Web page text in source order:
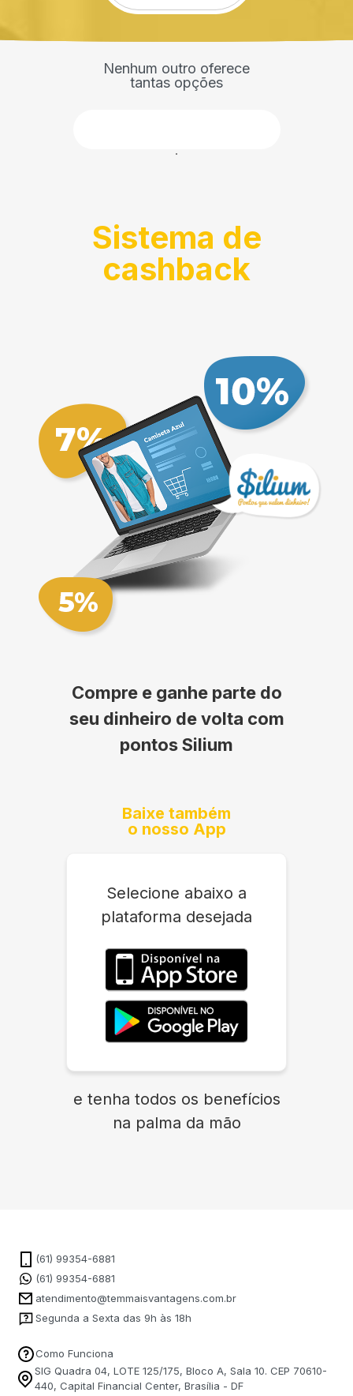
Nenhum outro oferece
tantas opções
Sistema de
cashback
Compre e ganhe parte do
seu dinheiro de volta com
pontos Silium
Baixe também
o nosso App
e tenha todos os benefícios
na palma da mão
Selecione abaixo a
plataforma desejada
(61) 99354-6881
(61) 99354-6881
atendimento@temmaisvantagens.com.br
Segunda a Sexta das 9h às 18h
Como Funciona
SIG Quadra 04, LOTE 125/175, Bloco A, Sala 10. CEP 70610-
440, Capital Financial Center, Brasília - DF